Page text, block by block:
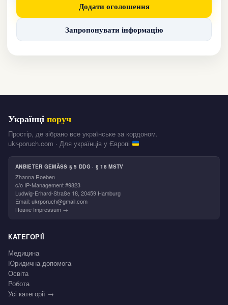
Додати оголошення
Запропонувати інформацію
Українціпоруч
Простір, де зібрано все українське за кордоном.
ukr-poruch.com · Для українців у Європі
ANBIETER GEMÄSS § 5 DDG · § 18 MSTV
Zhanna Roeben
c/o IP-Management #9823
Ludwig-Erhard-Straße 18, 20459 Hamburg
Email: ukrporuch@gmail.com
Повне Impressum →
КАТЕГОРІЇ
Медицина
Юридична допомога
Освіта
Робота
Усі категорії →